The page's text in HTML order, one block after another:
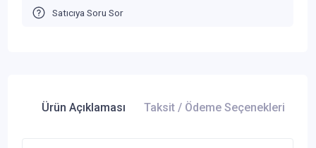
Satıcıya Soru Sor
Ürün Açıklaması Taksit / Ödeme Seçenekleri